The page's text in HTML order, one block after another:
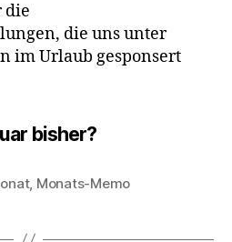
die
die uns unter
im Urlaub gesponsert
bisher?
, Monats-Memo